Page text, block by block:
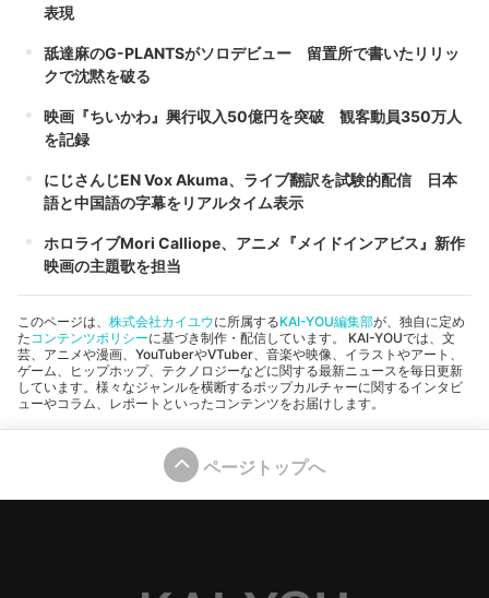
表現
舐達麻のG-PLANTSがソロデビュー 留置所で書いたリリッ
クで沈黙を破る
映画『ちいかわ』興行収入50億円を突破 観客動員350万人
を記録
にじさんじEN Vox Akuma、ライブ翻訳を試験的配信 日本
語と中国語の字幕をリアルタイム表示
ホロライブMori Calliope、アニメ『メイドインアビス』新作
映画の主題歌を担当
このページは、 株式会社カイユウに所属するKAI-YOU編集部が、独自に定め
た コンテンツポリシーに基づき制作・配信しています。 KAI-YOUでは、文
芸、アニメや漫画、YouTuberやVTuber、音楽や映像、イラストやアート、
ゲーム、ヒップホップ、テクノロジーなどに関する最新ニュースを毎日更新
しています。様々なジャンルを横断するポップカルチャーに関するインタビ
ューやコラム、レポートといったコンテンツをお届けします。
ページトップへ